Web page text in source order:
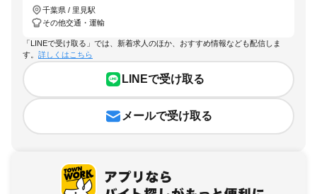
千葉県 / 里見駅
その他交通・運輸
「LINEで受け取る」では、新着求人のほか、おすすめ情報なども配信しま
す。 詳しくはこちら
LINEで受け取る
メールで受け取る